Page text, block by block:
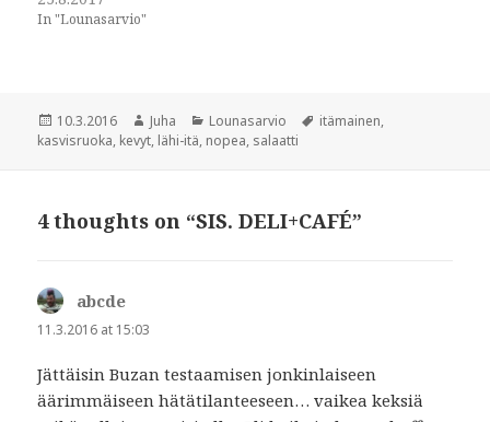
n
n
o
w
)
n
e
w
)
In "Lounasarvio"
Posted
on
10.3.2016 Author
Juha Categories
Lounasarvio Tags
itämainen,
kasvisruoka, kevyt, lähi-itä, nopea, salaatti
4 thoughts on “SIS. DELI+CAFÉ”
abcde
11.3.2016 at 15:03
Jättäisin Buzan testaamisen jonkinlaiseen
äärimmäiseen hätätilanteeseen… vaikea keksiä